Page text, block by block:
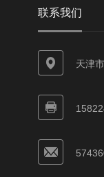
联系我们
天津